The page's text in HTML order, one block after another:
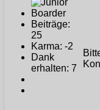
Beiträge:
25
Karma: -2
Dank
erhalten: 7